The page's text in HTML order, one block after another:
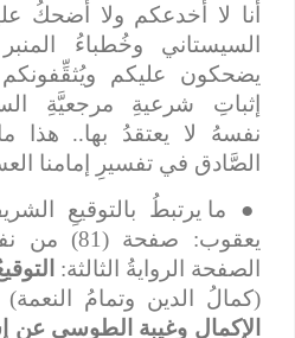
أنا لا أَخدعكم ولا أَضحكُ
السيستاني وخُطباءُ
يضحكون عليكم ويُثقِّفونكم
إثباتِ شرعيةِ مرجعيَّةِ
نفسهُ لا يعتقدُ بها.. هذا ما
الصَّادق في تفسيرِ إمامنا
●
ما يرتبطُ بالتوقيعِ
يعقوب:
الصفحة الروايةُ الثالثة:
(كمالُ الدين وتمامُ النعمة)
الإكمال وغيبة الطوسي عن